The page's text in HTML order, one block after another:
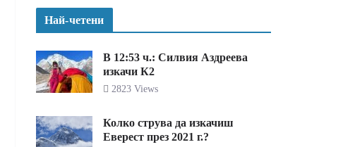
Най-четени
В 12:53 ч.: Силвия Аздреева
изкачи К2
2823 Views
Колко струва да изкачиш
Еверест през 2021 г.?